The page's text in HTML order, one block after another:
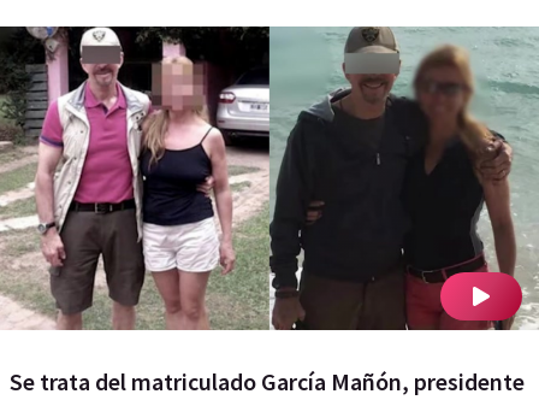
Se trata del matriculado García Mañón, presidente